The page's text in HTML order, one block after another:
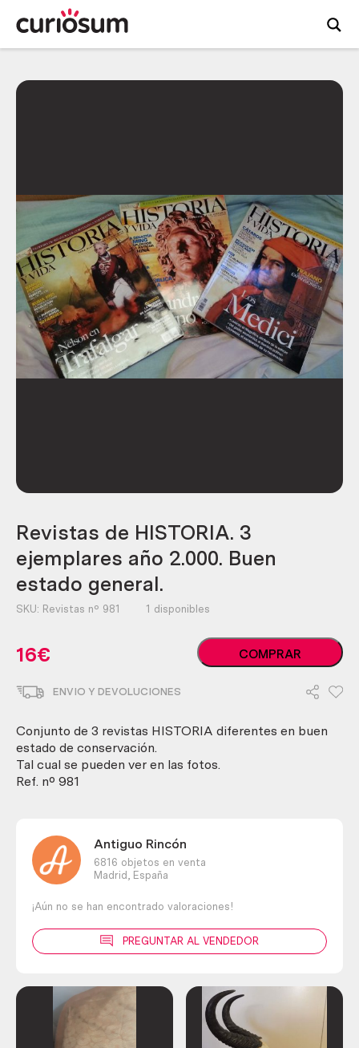
Revistas de HISTORIA. 3
ejemplares año 2.000. Buen
estado general.
SKU: Revistas nº 981 1 disponibles
16€
Revistas
de
año
Buen
COMPRAR
ENVIO Y DEVOLUCIONES
Conjunto de 3 revistas HISTORIA diferentes en buen
estado de conservación.
Tal cual se pueden ver en las fotos.
Ref. nº 981
Antiguo Rincón
6816 objetos en venta
Madrid,
España
¡Aún no se han encontrado valoraciones!
PREGUNTAR AL VENDEDOR